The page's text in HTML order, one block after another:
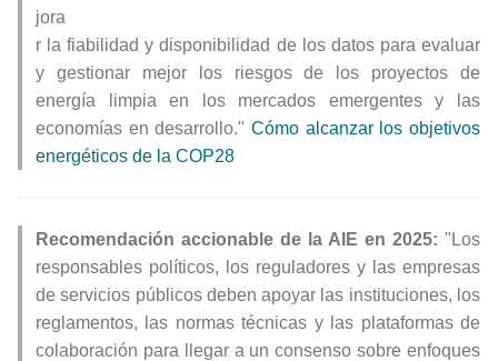
jora
r la fiabilidad y disponibilidad de los datos para evaluar
y gestionar mejor los riesgos de los proyectos de
energía limpia en los mercados emergentes y las
economías en desarrollo." Cómo alcanzar los objetivos
energéticos de la COP28
Recomendación accionable de la AIE en 2025: "Los
responsables políticos, los reguladores y las empresas
de servicios públicos deben apoyar las instituciones, los
reglamentos, las normas técnicas y las plataformas de
colaboración para llegar a un consenso sobre enfoques